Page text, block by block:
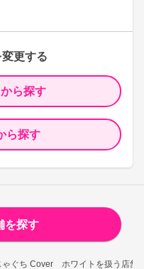
ゃぐち Cover ホワイトを扱う店舗
更する
ら探す
ら探す
を探す